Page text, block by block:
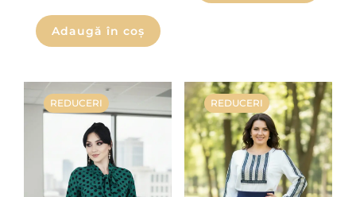
Adaugă în coș
REDUCERI REDUCERI